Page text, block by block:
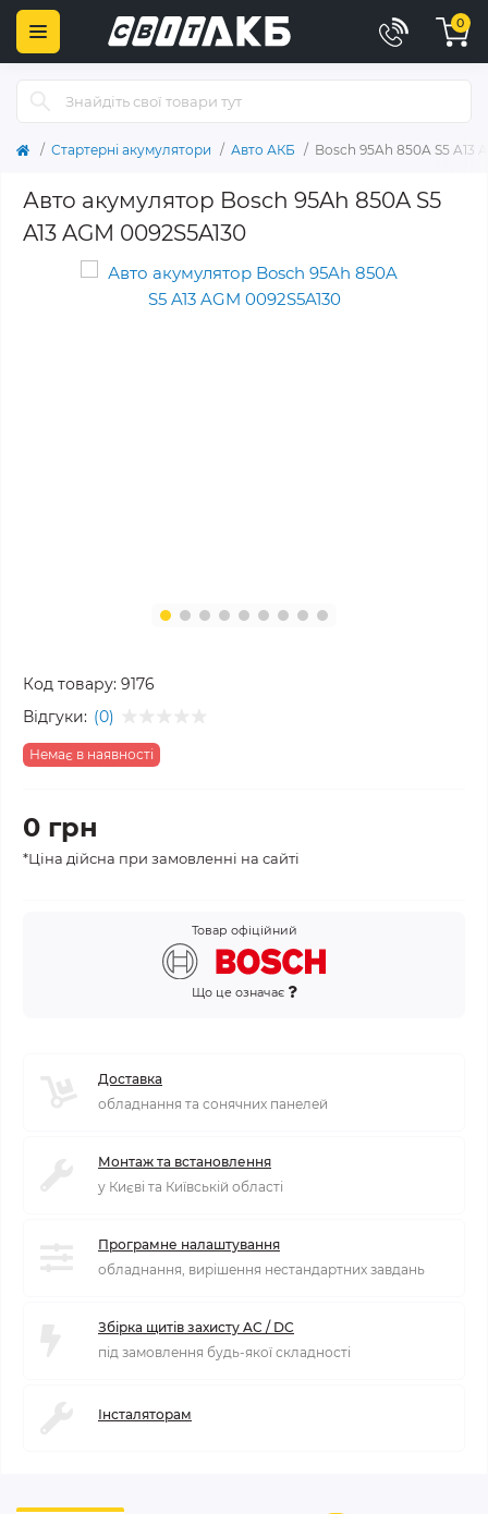
0
Стартерні акумулятори Авто АКБ Bosch 95Ah 850A S5 A13
Авто акумулятор Bosch 95Ah 850A S5
A13 AGM 0092S5A130
Код товару: 9176
Відгуки: (0)
Немає в наявності
0 грн
*Ціна дійсна при замовленні на сайті
Товар офіційний
Що це означає
Доставка
обладнання та сонячних панелей
Монтаж та встановлення
у Києві та Київській області
Програмне налаштування
обладнання, вирішення нестандартних завдань
Збірка щитів захисту AC / DC
під замовлення будь-якої складності
Інсталяторам